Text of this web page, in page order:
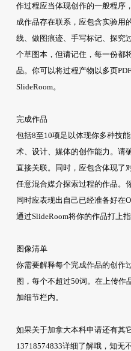
作过程应当体现创作的一般程序
成作品存在联系，应包含实验用
线、做图痕迹、手写标记、探究
个草图本，但请记住，每一份都
品。你可以将过程产物以多页
SlideRoom。
完成作品
包括8至10项足以体现你多种技
术、设计、媒体的创作能力。请
直接关联。同时，应包含体现了
任意混合媒介探索过程的作品。
同时应表现出自己已经准备好在
通过SlideRoom将你的作品打上
图像清单
你需要解释每个完成作品的创作
图，每个不超过50词。在上传作
加细节栏内。
如果关于加拿大本科申请还有其
13718574833详细了解哦，知无